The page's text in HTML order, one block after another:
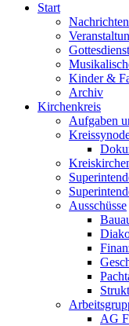
Start
Nachrichten
Kinder &
Archiv
Kirchenkreis
Aufgaben
Ausschüsse
AG